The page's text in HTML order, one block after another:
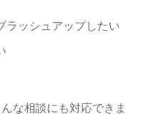
ラッシュアップしたい
な相談にも対応できま